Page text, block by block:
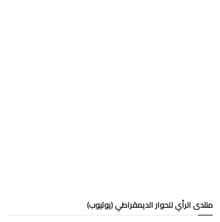
منتدى الرأي للحوار الديمقراطي (يوتيوب)